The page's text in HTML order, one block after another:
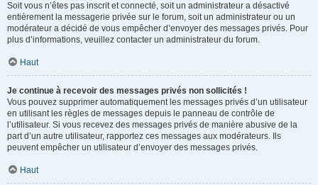
Soit vous n’êtes pas inscrit et connecté, soit un administrateur a désactivé
entièrement la messagerie privée sur le forum, soit un administrateur ou un
modérateur a décidé de vous empêcher d’envoyer des messages privés. Pour
plus d’informations, veuillez contacter un administrateur du forum.
Haut
Je continue à recevoir des messages privés non sollicités !
Vous pouvez supprimer automatiquement les messages privés d’un utilisateur
en utilisant les règles de messages depuis le panneau de contrôle de
l’utilisateur. Si vous recevez des messages privés de manière abusive de la
part d’un autre utilisateur, rapportez ces messages aux modérateurs. Ils
peuvent empêcher un utilisateur d’envoyer des messages privés.
Haut